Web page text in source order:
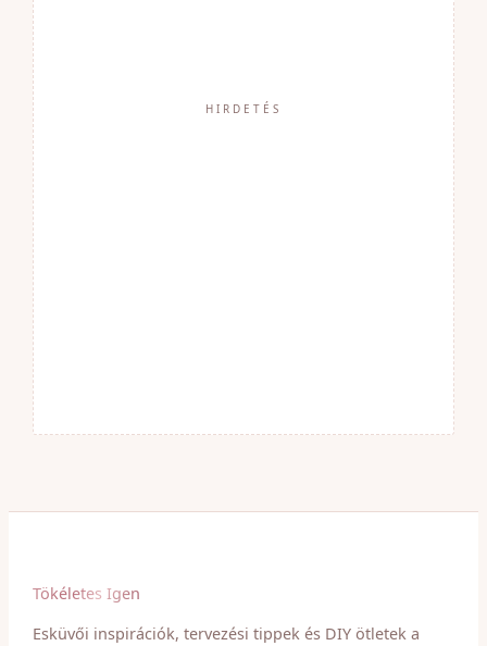
HIRDETÉS
Tökéletes Igen
Esküvői inspirációk, tervezési tippek és DIY ötletek a